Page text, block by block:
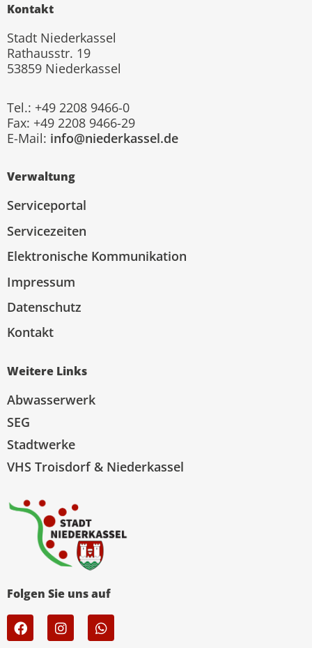
Kontakt
Stadt Niederkassel
Rathausstr. 19
53859 Niederkassel
Tel.: +49 2208 9466-0
Fax: +49 2208 9466-29
E-Mail: info@niederkassel.de
Verwaltung
Serviceportal
Servicezeiten
Elektronische Kommunikation
Impressum
Datenschutz
Kontakt
Weitere Links
Abwasserwerk
SEG
Stadtwerke
VHS Troisdorf & Niederkassel
Folgen Sie uns auf